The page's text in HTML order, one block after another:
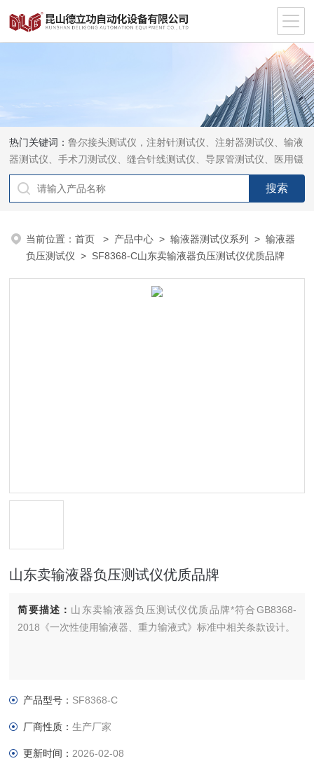
热门关键词：鲁尔接头测试仪，注射针测试仪、注射器测试仪、输液
器测试仪、手术刀测试仪、缝合针线测试仪、导尿管测试仪、医用镊
钳测试仪、导引管导丝测试仪、针灸针测试仪、留置针测试仪
当前位置：首页 > 产品中心 >输液器测试仪系列 >输液器
负压测试仪 > SF8368-C山东卖输液器负压测试仪优质品牌
山东卖输液器负压测试仪优质品牌
简要描述： 山东卖输液器负压测试仪优质品牌*符合GB8368-
2018《一次性使用输液器、重力输液式》标准中相关条款设计。
产品型号： SF8368-C
厂商性质：生产厂家
更新时间： 2026-02-08